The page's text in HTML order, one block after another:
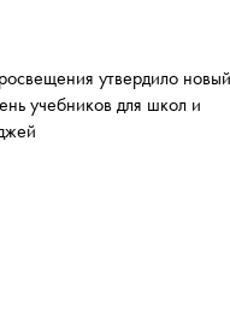
утвердило новый
учебников для школ и